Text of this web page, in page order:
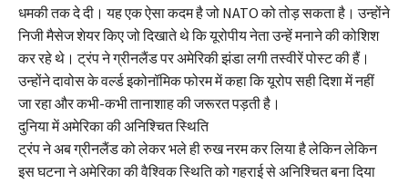
धमकी तक दे दी। यह एक ऐसा कदम है जो NATO को तोड़ सकता है। उन्होंने
निजी मैसेज शेयर किए जो दिखाते थे कि यूरोपीय नेता उन्हें मनाने की कोशिश
कर रहे थे। ट्रंप ने ग्रीनलैंड पर अमेरिकी झंडा लगी तस्वीरें पोस्ट की हैं।
उन्होंने दावोस के वर्ल्ड इकोनॉमिक फोरम में कहा कि यूरोप सही दिशा में नहीं
जा रहा और कभी-कभी तानाशाह की जरूरत पड़ती है।
दुनिया में अमेरिका की अनिश्चित स्थिति
ट्रंप ने अब ग्रीनलैंड को लेकर भले ही रुख नरम कर लिया है लेकिन लेकिन
इस घटना ने अमेरिका की वैश्विक स्थिति को गहराई से अनिश्चित बना दिया